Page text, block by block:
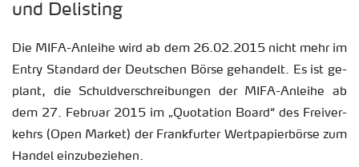
und De­lis­ting
Die MIFA-An­lei­he wird ab dem 26.02.2015 nicht mehr im
Entry Stan­dard der Deut­schen Börse ge­han­delt. Es ist ge­
plant, die Schuld­ver­schrei­bun­gen der MIFA-An­lei­he ab
dem 27. Fe­bru­ar 2015 im „Quo­ta­ti­on Board“ des Frei­ver­
kehrs (Open Mar­ket) der Frank­fur­ter Wert­pa­pier­bör­se zum
Han­del ein­zu­be­zie­hen.